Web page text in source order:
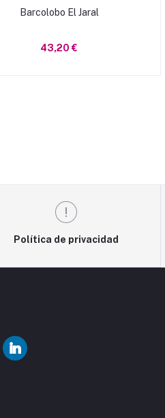
Barcolobo El Jaral
43,20 €
Política de privacidad